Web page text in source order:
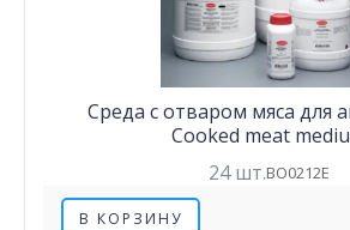
Среда с отваром мяса для
Cooked meat
24 шт.BO0212E
В КОРЗИНУ